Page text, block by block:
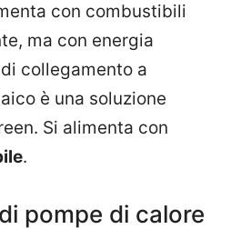
con combustibili
ma con energia
collegamento a
è una soluzione
Si alimenta con
.
pompe di calore